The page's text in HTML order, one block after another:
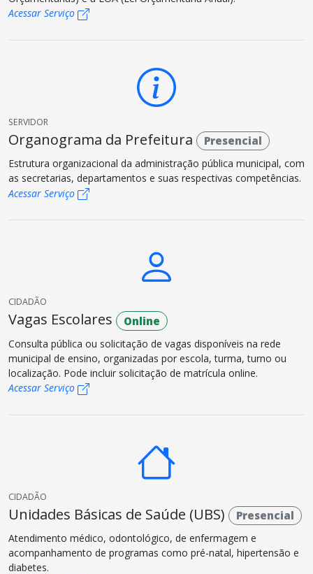
Acessar Serviço
SERVIDOR
Organograma da Prefeitura Presencial
Estrutura organizacional da administração pública municipal, com
as secretarias, departamentos e suas respectivas competências.
Acessar Serviço
CIDADÃO
Vagas Escolares Online
Consulta pública ou solicitação de vagas disponíveis na rede
municipal de ensino, organizadas por escola, turma, turno ou
localização. Pode incluir solicitação de matrícula online.
Acessar Serviço
CIDADÃO
Unidades Básicas de Saúde (UBS) Presencial
Atendimento médico, odontológico, de enfermagem e
acompanhamento de programas como pré-natal, hipertensão e
diabetes.